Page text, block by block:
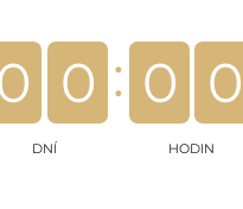
0
DNÍ
0 0
HODIN